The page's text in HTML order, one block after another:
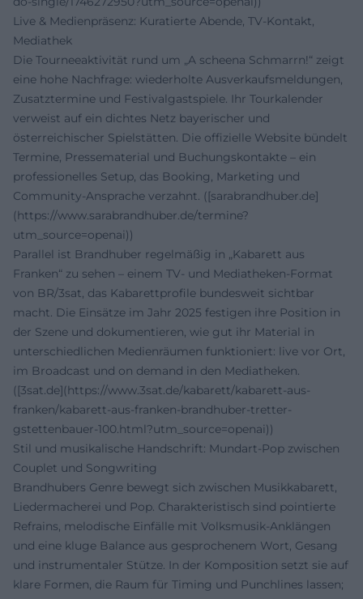
Live & Medienpräsenz: Kuratierte Abende, TV-Kontakt,
Mediathek
Die Tourneeaktivität rund um „A scheena Schmarrn!“ zeigt
eine hohe Nachfrage: wiederholte Ausverkaufsmeldungen,
Zusatztermine und Festivalgastspiele. Ihr Tourkalender
verweist auf ein dichtes Netz bayerischer und
österreichischer Spielstätten. Die offizielle Website bündelt
Termine, Pressematerial und Buchungskontakte – ein
professionelles Setup, das Booking, Marketing und
Community-Ansprache verzahnt. ([sarabrandhuber.de]
(https://www.sarabrandhuber.de/termine?
utm_source=openai))
Parallel ist Brandhuber regelmäßig in „Kabarett aus
Franken“ zu sehen – einem TV- und Mediatheken-Format
von BR/3sat, das Kabarettprofile bundesweit sichtbar
macht. Die Einsätze im Jahr 2025 festigen ihre Position in
der Szene und dokumentieren, wie gut ihr Material in
unterschiedlichen Medienräumen funktioniert: live vor Ort,
im Broadcast und on demand in den Mediatheken.
([3sat.de](https://www.3sat.de/kabarett/kabarett-aus-
franken/kabarett-aus-franken-brandhuber-tretter-
gstettenbauer-100.html?utm_source=openai))
Stil und musikalische Handschrift: Mundart-Pop zwischen
Couplet und Songwriting
Brandhubers Genre bewegt sich zwischen Musikkabarett,
Liedermacherei und Pop. Charakteristisch sind pointierte
Refrains, melodische Einfälle mit Volksmusik-Anklängen
und eine kluge Balance aus gesprochenem Wort, Gesang
und instrumentaler Stütze. In der Komposition setzt sie auf
klare Formen, die Raum für Timing und Punchlines lassen;